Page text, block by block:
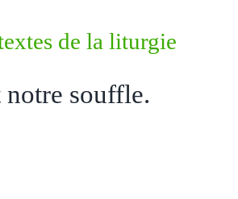
de la liturgie
notre souffle.